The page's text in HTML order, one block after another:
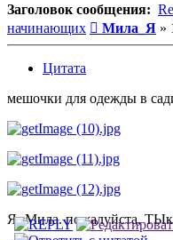
Заголовок сообщения:
начинающих
Сообщение
Мила_Я »
Цитата
мешочки для одежды в
Я- Мила. пожалуйста,